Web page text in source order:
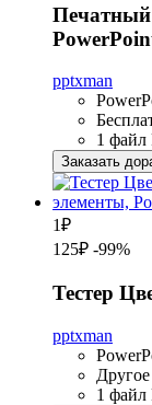
Печатный
pptxman
1 файл
Заказать
1₽
125₽ -99%
Тестер
pptxman
Другое
1 файл